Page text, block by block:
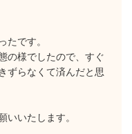
たです。
の様でしたので、すぐ
ずらなくて済んだと思
いいたします。